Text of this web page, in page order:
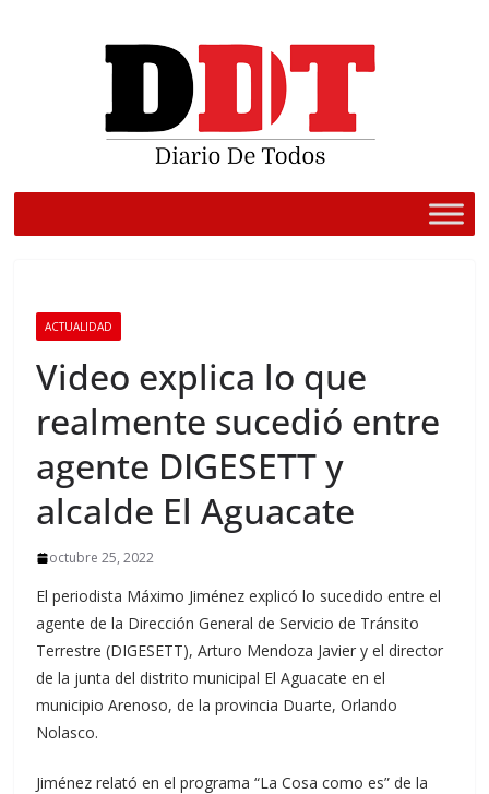
ACTUALIDAD
Video explica lo que
realmente sucedió entre
agente DIGESETT y
alcalde El Aguacate
octubre 25, 2022
El periodista Máximo Jiménez explicó lo sucedido entre el
agente de la Dirección General de Servicio de Tránsito
Terrestre (DIGESETT), Arturo Mendoza Javier y el director
de la junta del distrito municipal El Aguacate en el
municipio Arenoso, de la provincia Duarte, Orlando
Nolasco.
Jiménez relató en el programa “La Cosa como es” de la